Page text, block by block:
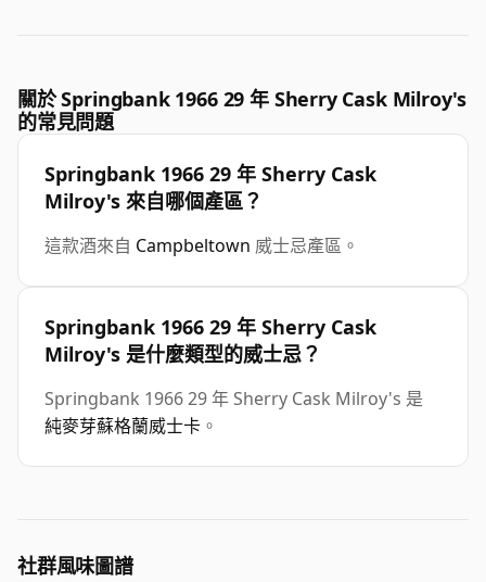
關於 Springbank 1966 29 年 Sherry Cask Milroy's
的常見問題
Springbank 1966 29 年 Sherry Cask
Milroy's 來自哪個產區？
這款酒來自 Campbeltown 威士忌產區。
Springbank 1966 29 年 Sherry Cask
Milroy's 是什麼類型的威士忌？
Springbank 1966 29 年 Sherry Cask Milroy's 是
純麥芽蘇格蘭威士卡 。
社群風味圖譜